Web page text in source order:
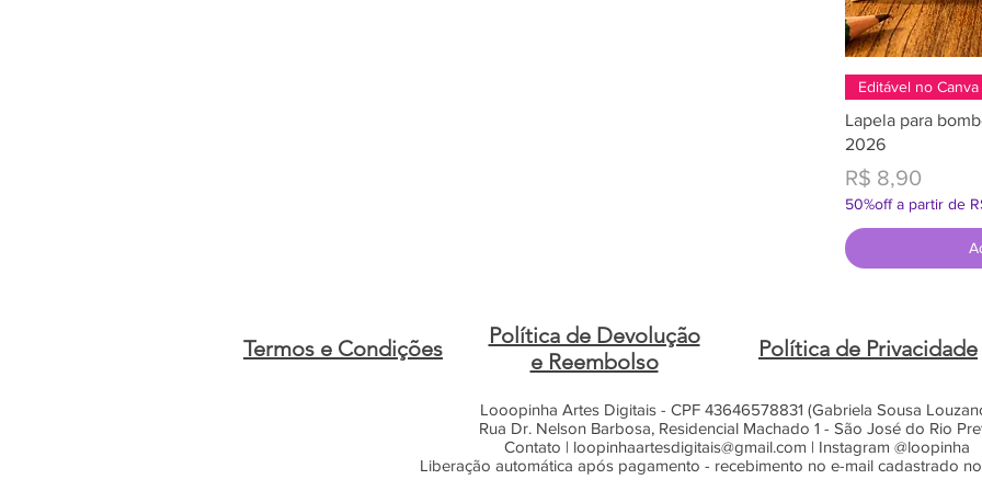
Editável no Canva
Lapela para
2026
Preço
R$ 8,90
50%off a partir de
Termos e Condições
Política de Devolução
e Reembolso
Política de Privacidade
Looopinha Artes Digitais - CPF 43646578831 (Gabriela Sousa
Rua Dr. Nelson Barbosa, Residencial Machado 1 - São José do Rio
Contato | loopinhaartesdigitais@gmail.com | Instagram @loopinha
Liberação automática após pagamento - recebimento no e-mail cadastrado